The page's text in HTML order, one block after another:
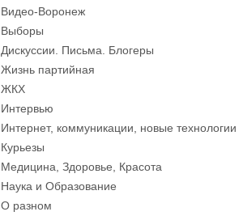
Видео-Воронеж
Выборы
Дискуссии. Письма. Блогеры
Жизнь партийная
ЖКХ
Интервью
Интернет, коммуникации, новые технологии
Курьезы
Медицина, Здоровье, Красота
Наука и Образование
О разном